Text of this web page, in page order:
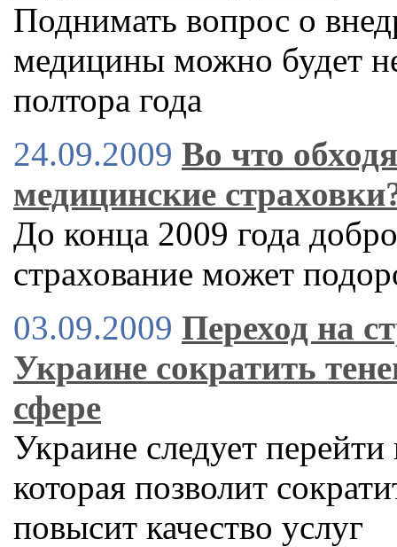
Поднимать вопрос о
медицины можно будет
полтора года
24.09.2009 Во что
медицинские
До конца 2009 года
страхование может
03.09.2009 Переход на
Украине сократить
сфере
Украине следует
которая позволит
повысит качество услуг